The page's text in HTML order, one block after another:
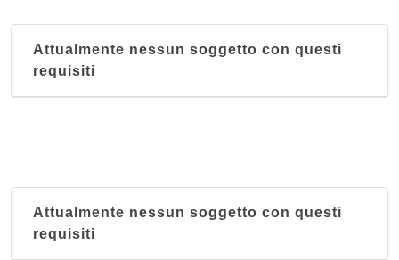
Attualmente nessun soggetto con questi
requisiti
Attualmente nessun soggetto con questi
requisiti